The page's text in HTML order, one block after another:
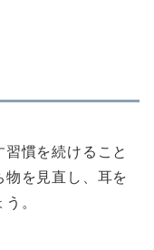
慣を続けること
を見直し、耳を
。